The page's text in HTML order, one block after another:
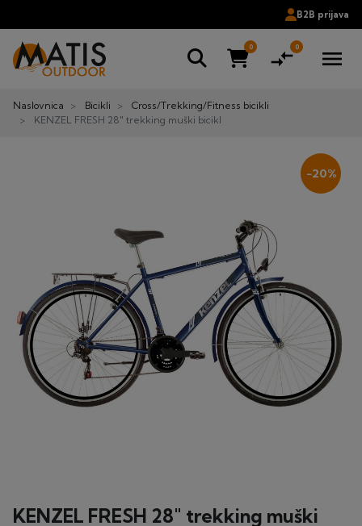
B2B prijava
0 compare_arrows0 menu
Naslovnica Bicikli
Cross/Trekking/Fitness bicikli
KENZEL FRESH 28" trekking muški bicikl
−20%
KENZEL FRESH 28" trekking muški